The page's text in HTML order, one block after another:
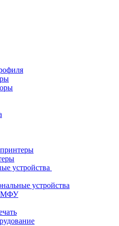
устройства
устройства
МФУ